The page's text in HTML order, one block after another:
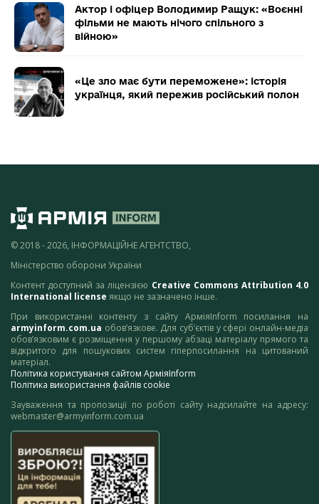
Актор і офіцер Володимир Ращук: «Воєнні
фільми не мають нічого спільного з
війною»
«Це зло має бути переможене»: історія
українця, який пережив російський полон
© 2018 - 2026, ІНФОРМАЦІЙНЕ АГЕНТСТВО,
Міністерство оборони України
Контент доступний за ліцензією Creative Commons Attribution 4.0
International license якщо не зазначено інше.
При використанні контенту з сайту АрміяInform посилання на
armyinform.com.ua обов’язкове. Для суб’єктів у сфері онлайн-медіа
обов’язковим є розміщення у першому абзаці матеріалу прямого та
відкритого для пошукових систем гіперпосилання на цитований
матеріал.
Політика користування сайтом АрміяInform
Політика використання файлів cookie
Зауваження та пропозиції по роботі сайту надсилайте на адресу:
webmaster@armyinform.com.ua